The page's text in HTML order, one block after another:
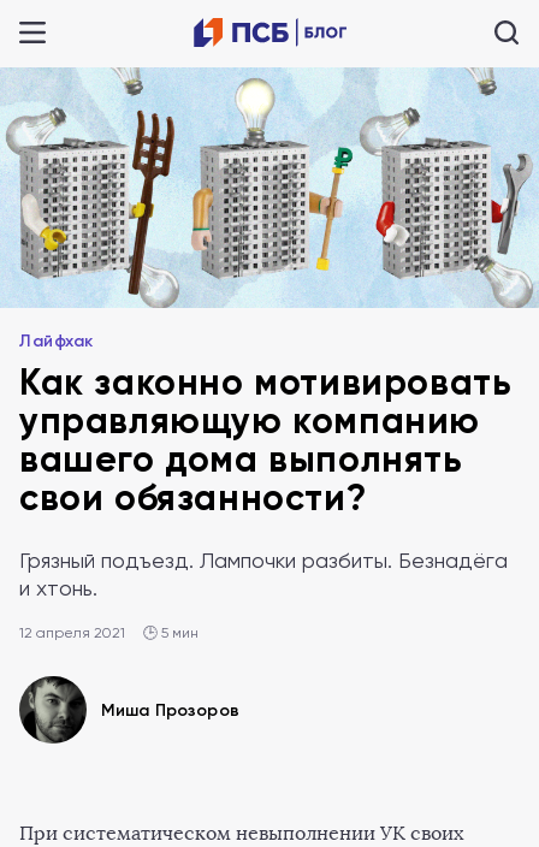
Лайфхак
Как законно мотивировать
управляющую компанию
вашего дома выполнять
свои обязанности?
Грязный подъезд. Лампочки разбиты. Безнадёга
и хтонь.
12 апреля 2021 🕒 5 мин
Миша Прозоров
При систематическом невыполнении УК своих